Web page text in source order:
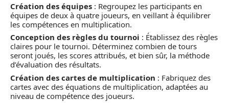
Création des équipes : Regroupez les participants en
équipes de deux à quatre joueurs, en veillant à équilibrer
les compétences en multiplication.
Conception des règles du tournoi : Établissez des règles
claires pour le tournoi. Déterminez combien de tours
seront joués, les scores attribués, et bien sûr, la méthode
d’évaluation des résultats.
Création des cartes de multiplication : Fabriquez des
cartes avec des équations de multiplication, adaptées au
niveau de compétence des joueurs.